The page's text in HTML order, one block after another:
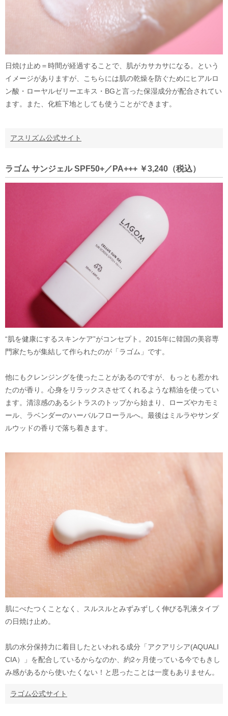
日焼け止め＝時間が経過することで、肌がカサカサになる。という
イメージがありますが、こちらには肌の乾燥を防ぐためにヒアルロ
ン酸・ローヤルゼリーエキス・BGと言った保湿成分が配合されてい
ます。また、化粧下地としても使うことができます。
アスリズム公式サイト
ラゴム サンジェル SPF50+／PA+++ ￥3,240（税込）
“肌を健康にするスキンケア”がコンセプト。2015年に韓国の美容専
門家たちが集結して作られたのが「ラゴム」です。
他にもクレンジングを使ったことがあるのですが、もっとも惹かれ
たのが香り。心身をリラックスさせてくれるような精油を使ってい
ます。清涼感のあるシトラスのトップから始まり、ローズやカモミ
ール、ラベンダーのハーバルフローラルへ。最後はミルラやサンダ
ルウッドの香りで落ち着きます。
肌にべたつくことなく、スルスルとみずみずしく伸びる乳液タイプ
の日焼け止め。
肌の水分保持力に着目したといわれる成分「アクアリシア(AQUALI
CIA）」を配合しているからなのか、約2ヶ月使っている今でもきし
み感があるから使いたくない！と思ったことは一度もありません。
ラゴム公式サイト